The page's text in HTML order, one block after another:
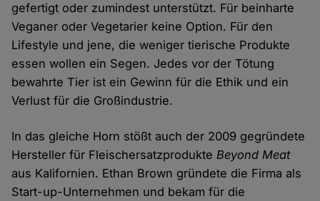
gefertigt oder zumindest unterstützt. Für beinharte
Veganer oder Vegetarier keine Option. Für den
Lifestyle und jene, die weniger tierische Produkte
essen wollen ein Segen. Jedes vor der Tötung
bewahrte Tier ist ein Gewinn für die Ethik und ein
Verlust für die Großindustrie.
In das gleiche Horn stößt auch der 2009 gegründete
Hersteller für FleischersatzprodukteBeyond Meat
aus Kalifornien. Ethan Brown gründete die Firma als
Start-up-Unternehmen und bekam für die